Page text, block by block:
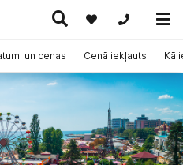
+371
piedāvājumi
un cenas Cenā iekļauts Kā